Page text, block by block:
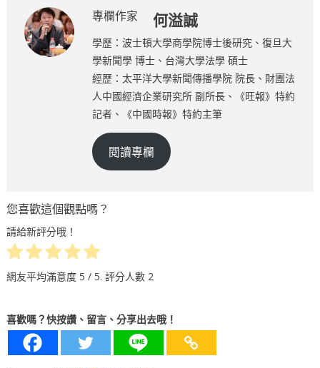
專欄作家 何溢誠
學歷：波士頓大學商學院博士後研究、復旦大
學新聞學 博士、台灣大學法學 碩士
經歷：太平洋大學新聞傳播學院 院長、財團法
人中國經濟企業研究所 副所長、《旺報》特約
記者、《中國時報》特約主筆
閱讀專欄
您喜歡這個觀點嗎？
請給新評分哦！
網友平均滿意度 5 / 5. 評分人數 2
喜歡嗎？快按讚、留言、分享出去哦！